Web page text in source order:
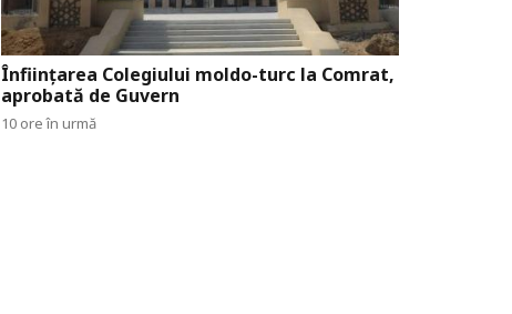
Înființarea Colegiului moldo-turc la Comrat,
aprobată de Guvern
10 ore în urmă